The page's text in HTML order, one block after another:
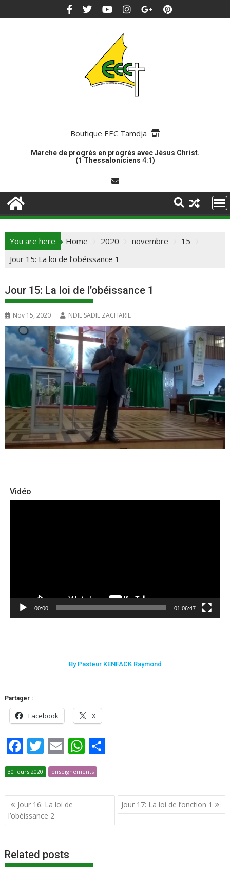
Boutique EEC Tamdja
Marche de progrès en progrès avec Jésus Christ.
(1 Thessaloniciens 4:1)
You are here Home 2020 novembre
15
Jour 15: La loi de l’obéissance 1
Jour 15: La loi de l’obéissance 1
Nov 15, 2020 NDIE SADIE ZACHARIE
Vidéo
00:00 01:06:47
By Pasteur KENFACK Raymond
Partager :
Facebook X
F
ac
e
b
o
o
T
w
itt
er
E
m
ai
l
W
h
at
s
p
ta
g
er
30 jours 2020 enseignements
Jour 16: La loi de
l’obéissance 2
Jour 17: La loi de l’onction 1
Related posts